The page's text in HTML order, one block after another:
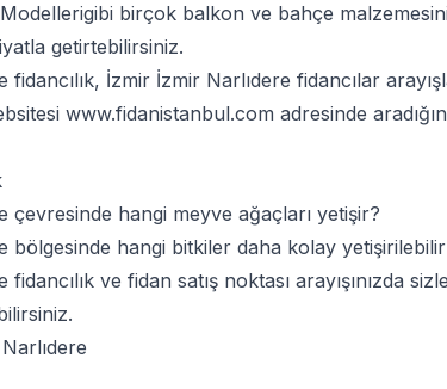
gibi birçok balkon ve bahçe
getirtebilirsiniz.
fidancılık, İzmir İzmir Narlıdere fidancılar
www.fidanistanbul.com adresinde
çevresinde hangi meyve ağaçları yetişir?
bölgesinde hangi bitkiler daha kolay
fidancılık ve fidan satış noktası arayışınızda